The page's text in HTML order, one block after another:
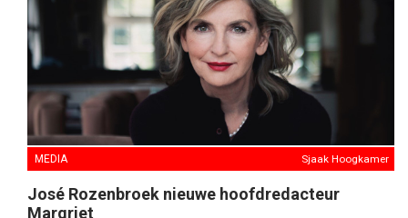
MEDIA Sjaak Hoogkamer
José Rozenbroek nieuwe hoofdredacteur
Margriet